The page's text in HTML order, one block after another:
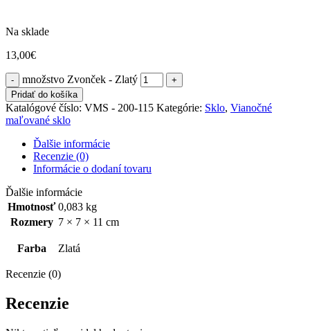
Na sklade
13,00€
množstvo Zvonček - Zlatý
Pridať do košíka
Katalógové číslo: VMS - 200-115 Kategórie: Sklo, Vianočné
maľované sklo
Ďalšie informácie
Recenzie (0)
Informácie o dodaní tovaru
Ďalšie informácie
Hmotnosť 0,083 kg
Rozmery 7 × 7 × 11 cm
Farba Zlatá
Recenzie (0)
Recenzie